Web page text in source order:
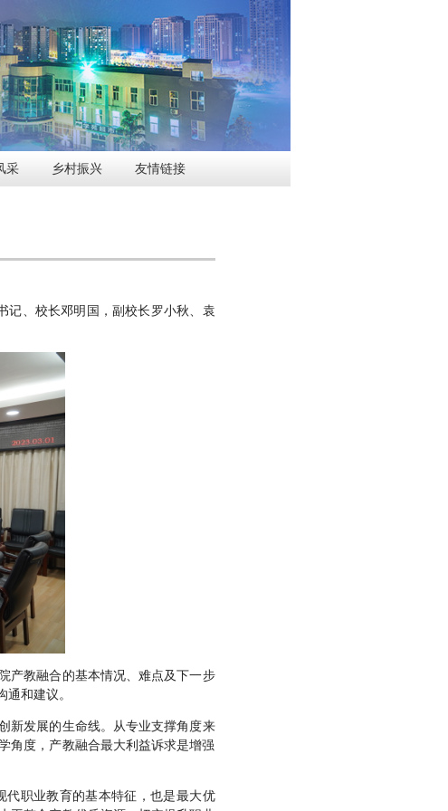
采 乡村振兴 友情链接
记、校长邓明国，副校长罗小秋、袁
产教融合的基本情况、难点及下一步
和建议。
新发展的生命线。从专业支撑角度来
角度，产教融合最大利益诉求是增强
代职业教育的基本特征，也是最大优